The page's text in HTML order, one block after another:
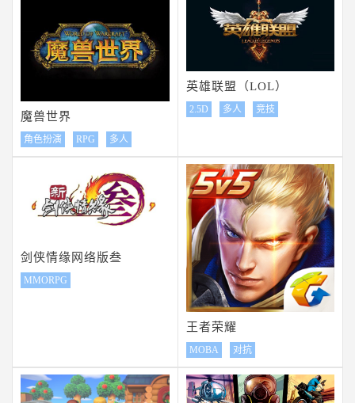
魔兽世界
角色扮演 RPG 多人
英雄联盟（LOL）
2.5D 多人 竞技
剑侠情缘网络版叁
MMORPG
王者荣耀
MOBA 对抗